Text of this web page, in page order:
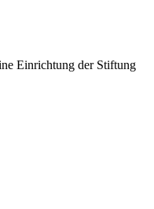
Einrichtung der Stiftung